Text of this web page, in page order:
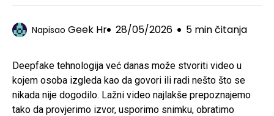
Napisao Geek Hr 28/05/2026 5 min čitanja
Deepfake tehnologija već danas može stvoriti video u
kojem osoba izgleda kao da govori ili radi nešto što se
nikada nije dogodilo. Lažni video najlakše prepoznajemo
tako da provjerimo izvor, usporimo snimku, obratimo